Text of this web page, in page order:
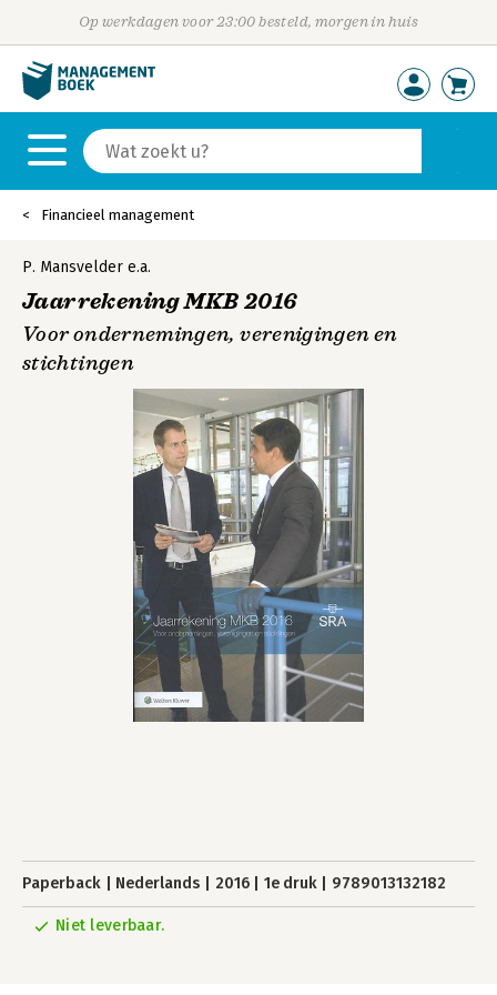
Op werkdagen voor 23:00 besteld, morgen in huis
Financieel management
P. Mansvelder e.a.
Jaarrekening MKB 2016
Voor ondernemingen, verenigingen en
stichtingen
Paperback Nederlands 2016 1e druk 9789013132182
Niet leverbaar.